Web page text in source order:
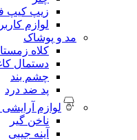
زیپ کیپ فانتزی و بگ
لوازم کاربردی
مد و پوشاک
کلاه زمستانه
دستمال کاغذی
لوازم آرایشی و بهداشتی